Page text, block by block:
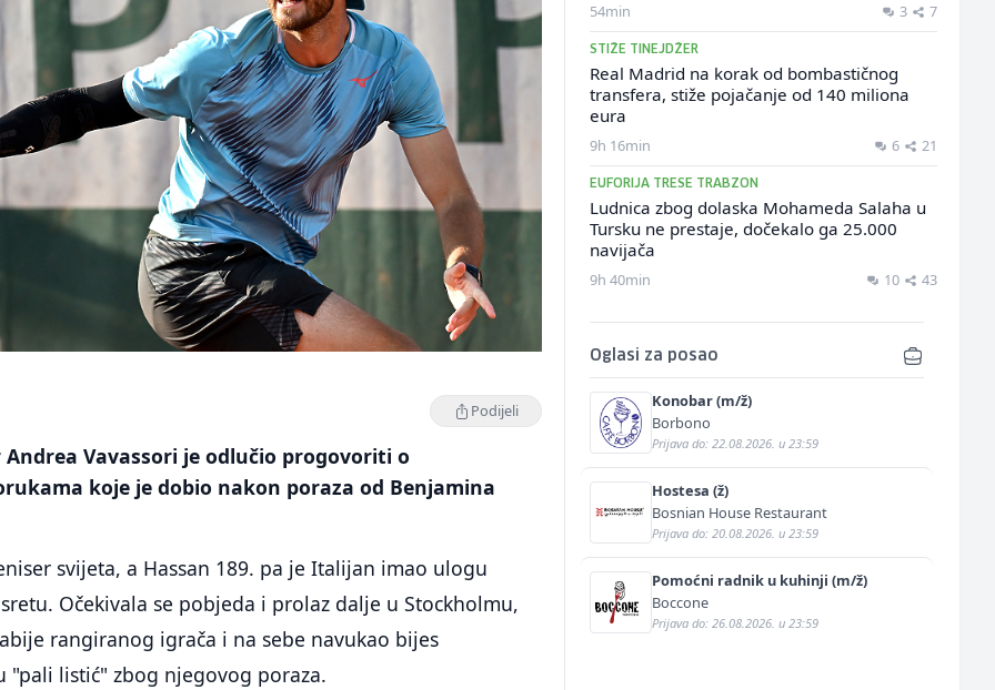
Podijeli
Vavassori je odlučio progovoriti o
koje je dobio nakon poraza od Benjamina
svijeta, a Hassan 189. pa je Italijan imao ulogu
Očekivala se pobjeda i prolaz dalje u Stockholmu,
rangiranog igrača i na sebe navukao bijes
"pali listić" zbog njegovog poraza.
54min 3 7
STIŽE TINEJDŽER
Real Madrid na korak od bombastičnog
transfera, stiže pojačanje od 140 miliona
eura
9h 16min 6 21
EUFORIJA TRESE TRABZON
Ludnica zbog dolaska Mohameda Salaha u
Tursku ne prestaje, dočekalo ga 25.000
navijača
9h 40min 10 43
Oglasi za posao
Konobar (m/ž)
Borbono
Prijava do: 22.08.2026. u 23:59
Hostesa (ž)
Bosnian House Restaurant
Prijava do: 20.08.2026. u 23:59
Pomoćni radnik u kuhinji (m/ž)
Boccone
Prijava do: 26.08.2026. u 23:59